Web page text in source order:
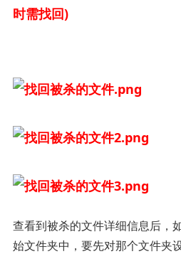
时需找回)
查看到被杀的文件详细信息后，
始文件夹中，要先对那个文件夹